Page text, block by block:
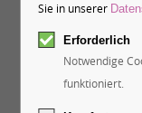
Das
erlaubt.
Sie in unserer
Erforderlich
Notwendige
funktioniert.